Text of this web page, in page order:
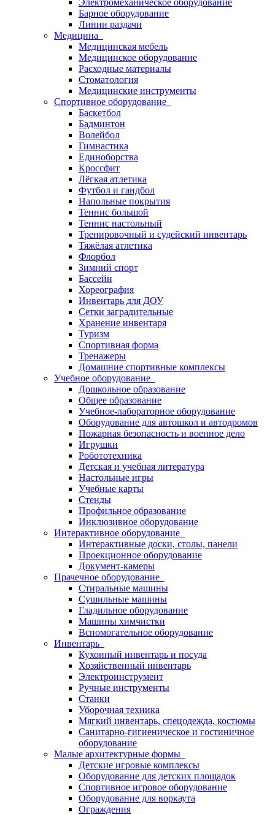
Электромеханическое оборудование
Барное оборудование
Линии раздачи
Медицина
Медицинская мебель
Медицинское оборудование
Расходные материалы
Стоматология
Медицинские инструменты
Спортивное оборудование
Баскетбол
Бадминтон
Волейбол
Гимнастика
Единоборства
Кроссфит
Лёгкая атлетика
Футбол и гандбол
Напольные покрытия
Теннис большой
Теннис настольный
Тренировочный и судейский инвентарь
Тяжёлая атлетика
Флорбол
Зимний спорт
Бассейн
Хореография
Инвентарь для ДОУ
Сетки заградительные
Хранение инвентаря
Туризм
Спортивная форма
Тренажеры
Домашние спортивные комплексы
Учебное оборудование
Дошкольное образование
Общее образование
Учебное-лабораторное оборудование
Оборудование для автошкол и автодромов
Пожарная безопасность и военное дело
Игрушки
Робототехника
Детская и учебная литература
Настольные игры
Учебные карты
Стенды
Профильное образование
Инклюзивное оборудование
Интерактивное оборудование
Интерактивные доски, столы, панели
Проекционное оборудование
Документ-камеры
Прачечное оборудование
Стиральные машины
Сушильные машины
Гладильное оборудование
Машины химчистки
Вспомогательное оборудование
Инвентарь
Кухонный инвентарь и посуда
Хозяйственный инвентарь
Электроинструмент
Ручные инструменты
Станки
Уборочная техника
Мягкий инвентарь, спецодежда, костюмы
Санитарно-гигиеническое и гостиничное
оборудование
Малые архитектурные формы
Детские игровые комплексы
Оборудование для детских площадок
Спортивное игровое оборудование
Оборудование для воркаута
Ограждения